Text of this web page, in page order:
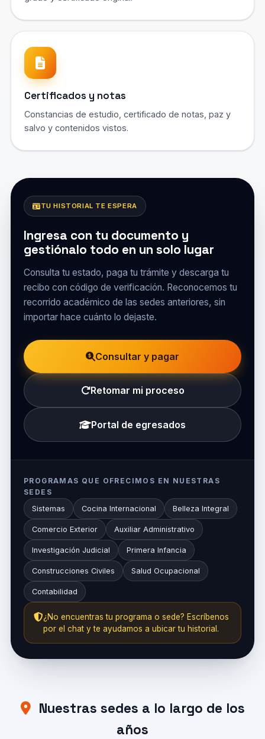
Certificados y notas
Constancias de estudio, certificado de notas, paz y
salvo y contenidos vistos.
TU HISTORIAL TE ESPERA
Ingresa con tu documento y
gestiónalo todo en un solo lugar
Consulta tu estado, paga tu trámite y descarga tu
recibo con código de verificación. Reconocemos tu
recorrido académico de las sedes anteriores, sin
importar hace cuánto lo dejaste.
Consultar y pagar
Retomar mi proceso
Portal de egresados
PROGRAMAS QUE OFRECIMOS EN NUESTRAS
SEDES
Sistemas Cocina Internacional Belleza Integral
Comercio Exterior Auxiliar Administrativo
Investigación Judicial Primera Infancia
Construcciones Civiles Salud Ocupacional
Contabilidad
¿No encuentras tu programa o sede? Escríbenos
por el chat y te ayudamos a ubicar tu historial.
Nuestras sedes a lo largo de los
años